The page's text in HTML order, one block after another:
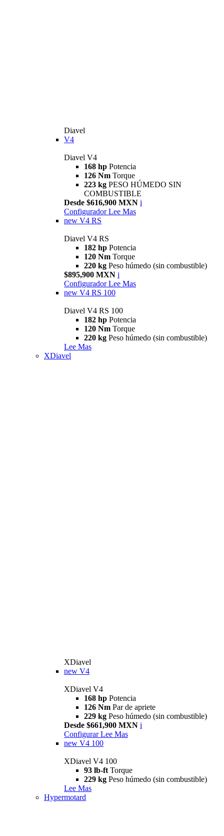
Diavel
V4
Diavel V4
168 hp Potencia
126 Nm Torque
223 kg PESO HÚMEDO SIN
COMBUSTIBLE
Desde $616,900 MXN i
Configurador Lee Mas
new V4 RS
Diavel V4 RS
182 hp Potencia
120 Nm Torque
220 kg Peso húmedo (sin combustible)
$895,900 MXN i
Configurador Lee Mas
new V4 RS 100
Diavel V4 RS 100
182 hp Potencia
120 Nm Torque
220 kg Peso húmedo (sin combustible)
Lee Mas
XDiavel
XDiavel
new V4
XDiavel V4
168 hp Potencia
126 Nm Par de apriete
229 kg Peso húmedo (sin combustible)
Desde $661,900 MXN i
Configurar Lee Mas
new V4 100
XDiavel V4 100
93 lb-ft Torque
229 kg Peso húmedo (sin combustible)
Lee Mas
Hypermotard